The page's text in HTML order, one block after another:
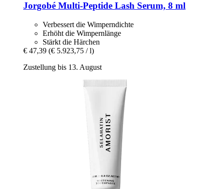
Jorgobé Multi-​Peptide Lash Serum, 8 ml
Verbessert die Wimperndichte
Erhöht die Wimpernlänge
Stärkt die Härchen
€ 47,39 (€ 5.923,75 / l)
Zustellung bis 13. August